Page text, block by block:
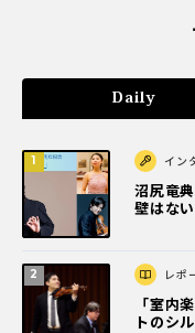
Daily
イン
沼尻竜
壁はな
レポ
「室内
トのシ